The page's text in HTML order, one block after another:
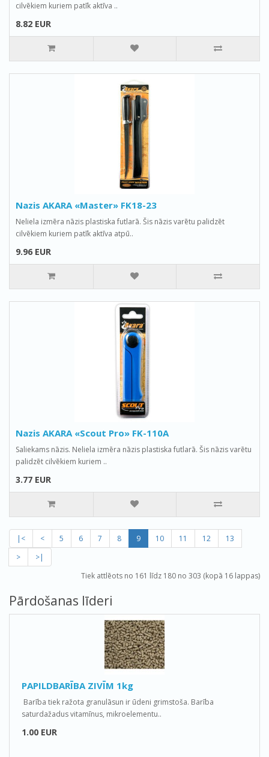
cilvēkiem kuriem patīk aktīva ..
8.82 EUR
Nazis AKARA «Master» FK18-23
Neliela izmēra nāzis plastiska futlarā. Šis nāzis varētu palidzēt
cilvēkiem kuriem patīk aktīva atpū..
9.96 EUR
Nazis AKARA «Scout Pro» FK-110A
Saliekams nāzis. Neliela izmēra nāzis plastiska futlarā. Šis nāzis varētu
palidzēt cilvēkiem kuriem ..
3.77 EUR
|< < 5 6 7 8 9 10 11 12
13
>
>|
Tiek attlēots no 161 līdz 180 no 303 (kopā 16 lappas)
Pārdošanas līderi
PAPILDBARĪBA ZIVĪM 1kg
Barība tiek ražota granulāsun ir ūdeni grimstoša. Barība
saturdažadus vitamīnus, mikroelementu..
1.00 EUR